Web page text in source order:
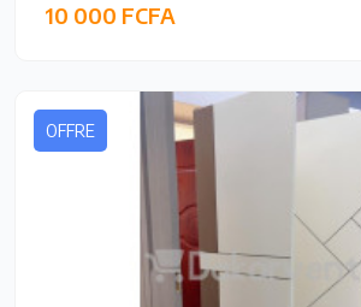
10 000 FCFA
OFFRE